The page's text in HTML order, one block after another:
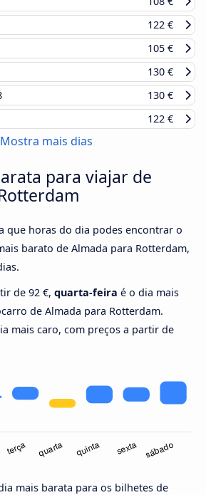
122 €
105 €
130 €
130 €
122 €
Mostra mais dias
para viajar de
que horas do dia podes encontrar o
barato de Almada para Rotterdam,
de 92 €, quarta-feira é o dia mais
de Almada para Rotterdam.
mais caro, com preços a partir de
mais barata para os bilhetes de